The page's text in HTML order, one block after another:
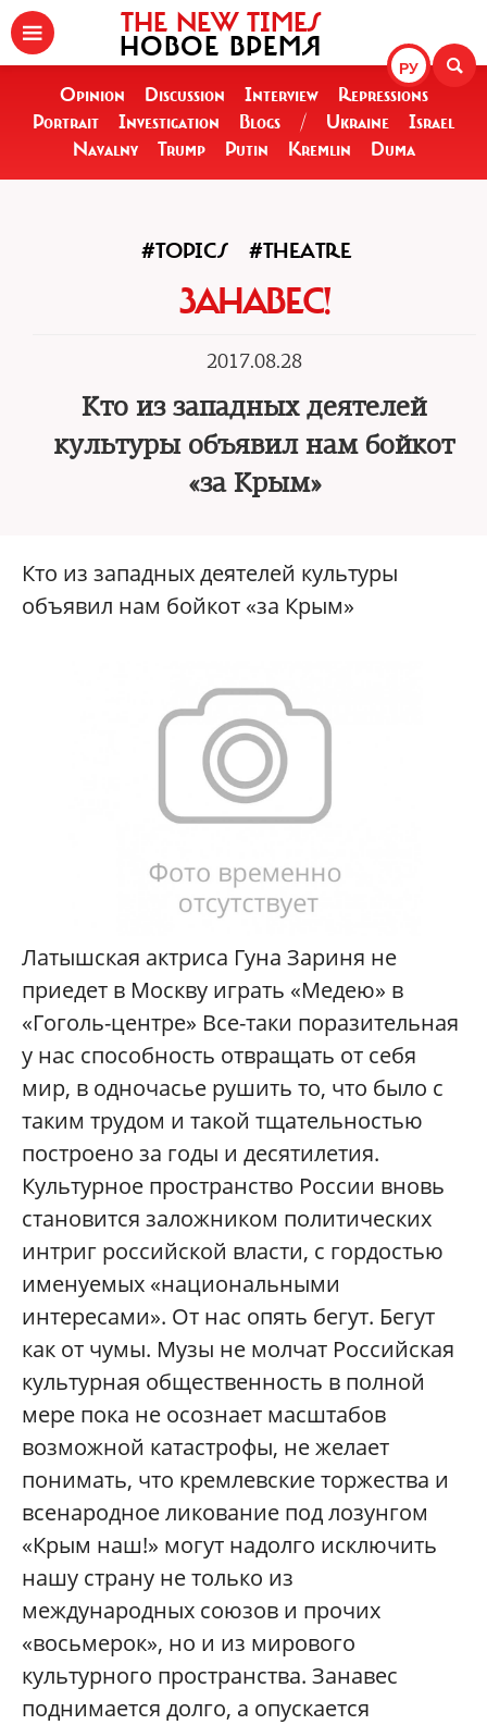
РУ
THE NEW TIMES
НОВОЕ ВРЕМЯ
Opinion Discussion Interview
Repressions
Portrait
Investigation Blogs / Ukraine
Israel
Navalny
Trump Putin Kremlin Duma
#TOPICS #THEATRE
ЗАНАВЕС!
2017.08.28
Кто из западных деятелей
культуры объявил нам бойкот
«за Крым»
Кто из западных деятелей культуры
объявил нам бойкот «за Крым»
Латышская актриса Гуна Зариня не
приедет в Москву играть «Медею» в
«Гоголь-центре» Все-таки поразительная
у нас способность отвращать от себя
мир, в одночасье рушить то, что было с
таким трудом и такой тщательностью
построено за годы и десятилетия.
Культурное пространство России вновь
становится заложником политических
интриг российской власти, с гордостью
именуемых «национальными
интересами». От нас опять бегут. Бегут
как от чумы. Музы не молчат Российская
культурная общественность в полной
мере пока не осознает масштабов
возможной катастрофы, не желает
понимать, что кремлевские торжества и
всенародное ликование под лозунгом
«Крым наш!» могут надолго исключить
нашу страну не только из
международных союзов и прочих
«восьмерок», но и из мирового
культурного пространства. Занавес
поднимается долго, а опускается